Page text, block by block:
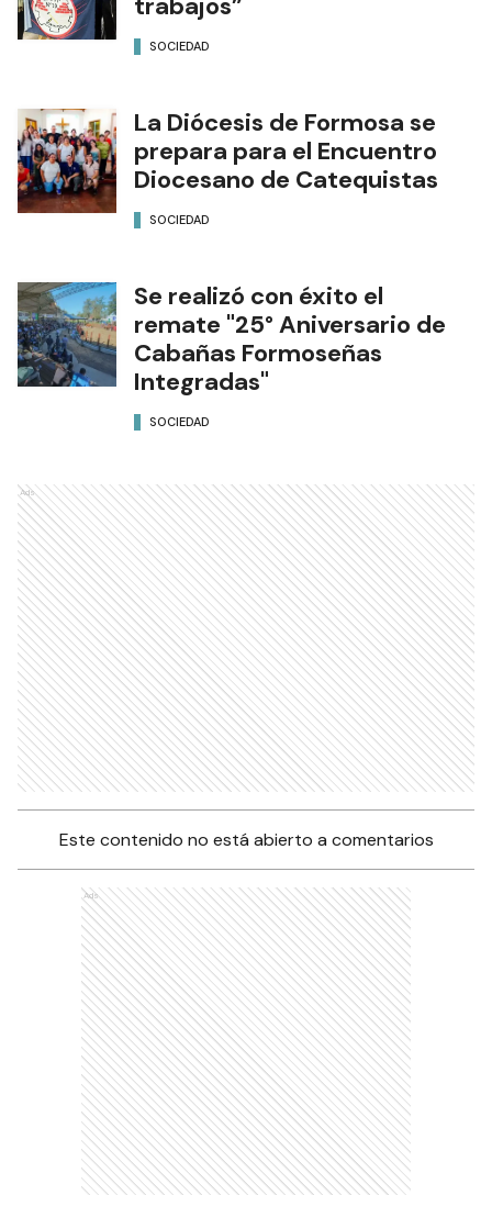
SOCIEDAD
La Diócesis de Formosa se
prepara para el Encuentro
Diocesano de Catequistas
SOCIEDAD
Se realizó con éxito el
remate "25° Aniversario de
Cabañas Formoseñas
Integradas"
SOCIEDAD
Ads
Este contenido no está abierto a comentarios
Ads